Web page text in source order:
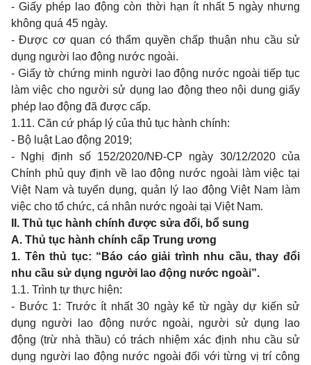
-Giấy phép laođộng còn thời hạn ít nhất 5 ngày nhưng
không quá 45 ngày.
-Được cơquan có thẩm quyền chấp thuận nhu cầu sử
dụng người lao động nước ngoài.
- Giấy tờ chứng minh người laođộng nước ngoài tiếp tục
làm việc cho người sử dụng lao động theo nội dunggiấy
phép lao động đã được cấp.
1.11. Căn cứ pháp lý của thủ tục hành chính:
- Bộ luật Lao động 2019;
- Nghị định số 152/2020/NĐ-CP ngày 30/12/2020của
Chính phủquyđịnh về laođộng nước ngoài làm việc tại
Việt Nam và tuyển dụng, quản lý lao động Việt Nam làm
việc cho tổ chức, cá nhân nước ngoài tại Việt Nam.
II. Thủ tục hành chính được sửa đổi, bổ sung
A. Thủ tục hành chính cấp Trung ương
1. Tên thủ tục: “Báo cáo giải trình nhu cầu,thayđổi
nhu cầu sử dụng người lao động nước ngoài”.
1.1. Trình tự thực hiện:
- Bước 1: Trước ít nhất30 ngày kể từ ngày dự kiến sử
dụng người
lao động nước ngoài, người sử dụng
lao
động (trừ nhà thầu) có trách nhiệm xác định nhu cầu sử
dụng người lao động nước ngoài đối với từng vị trí công